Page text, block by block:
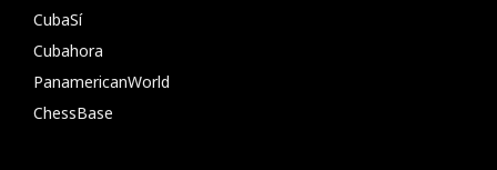
CubaSí
Cubahora
PanamericanWorld
ChessBase